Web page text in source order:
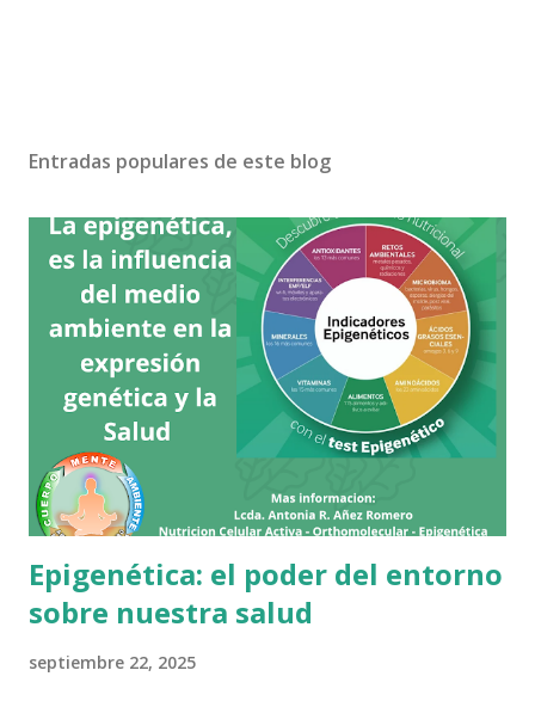
Entradas populares de este blog
Epigenética: el poder del entorno
sobre nuestra salud
septiembre 22, 2025